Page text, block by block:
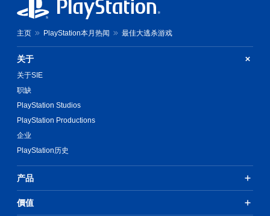
主页 PlayStation本月热闻 最佳大逃杀游戏
关于
关于SIE
职缺
PlayStation Studios
PlayStation Productions
企业
PlayStation历史
产品
價值